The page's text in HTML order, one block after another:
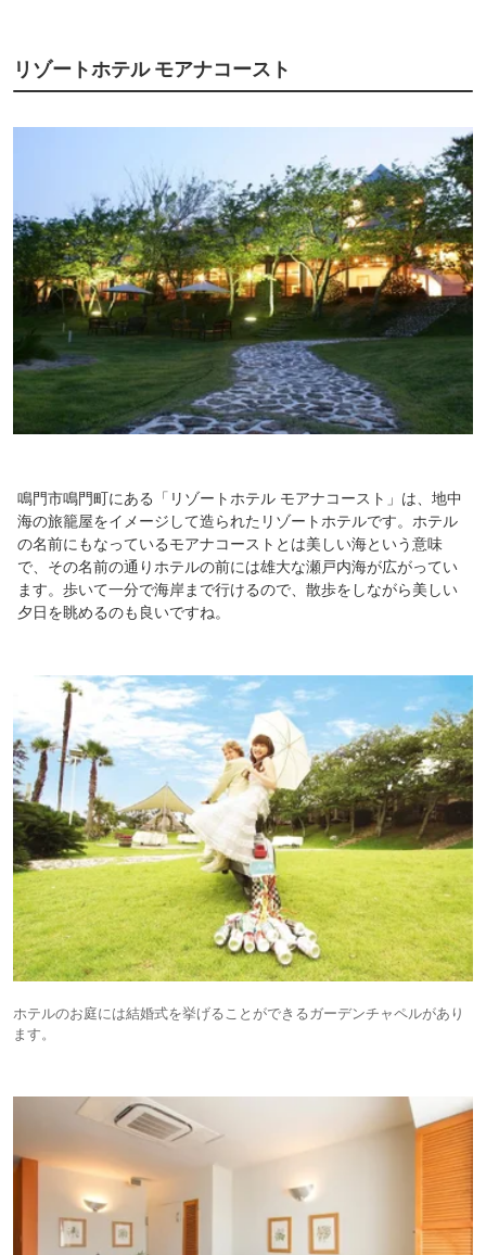
リゾートホテル モアナコースト
鳴門市鳴門町にある「リゾートホテル モアナコースト」は、地中
海の旅籠屋をイメージして造られたリゾートホテルです。ホテル
の名前にもなっているモアナコーストとは美しい海という意味
で、その名前の通りホテルの前には雄大な瀬戸内海が広がってい
ます。歩いて一分で海岸まで行けるので、散歩をしながら美しい
夕日を眺めるのも良いですね。
ホテルのお庭には結婚式を挙げることができるガーデンチャペルがあり
ます。